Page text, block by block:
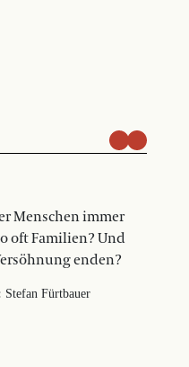
Menschen immer
oft Familien? Und
enden?
Stefan Fürtbauer